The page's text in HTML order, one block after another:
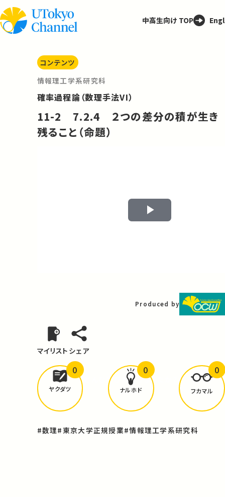
中高生向け TOP
コンテンツ
情報理工学系研究科
確率過程論（数理手法VI）
11-2 7.2.4 ２つの差分の積が生き
残ること（命題）
Play
Produced by
マイリスト シェア
どんな学びがありましたか？
ヤクダツ
0
ナルホド
0
フカマル
0
#数理#東京大学正規授業#情報理工学系研究科